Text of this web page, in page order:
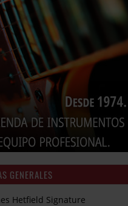
GENERALES
Hetfield Signature